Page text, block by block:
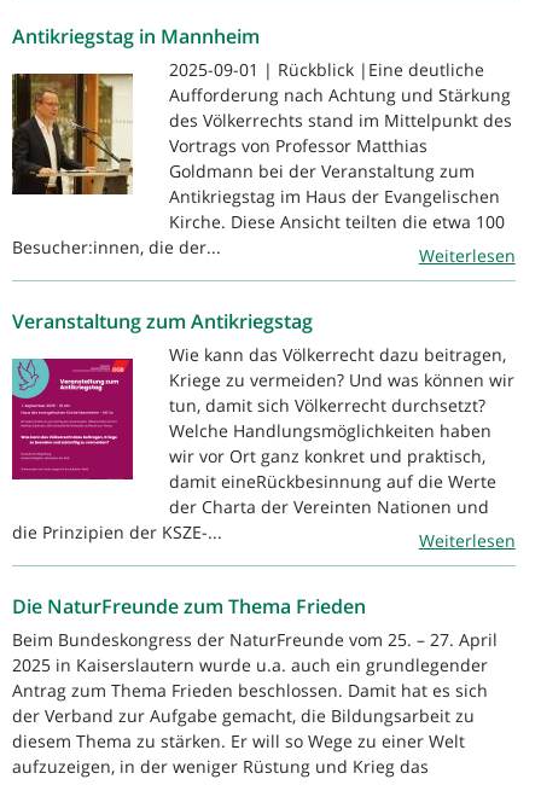
Antikriegstag in Mannheim
2025-09-01 | Rückblick |Eine deutliche
Aufforderung nach Achtung und Stärkung
des Völkerrechts stand im Mittelpunkt des
Vortrags von Professor Matthias
Goldmann bei der Veranstaltung zum
Antikriegstag im Haus der Evangelischen
Kirche. Diese Ansicht teilten die etwa 100
Besucher:innen, die der...
Weiterlesen
Veranstaltung zum Antikriegstag
Wie kann das Völkerrecht dazu beitragen,
Kriege zu vermeiden? Und was können wir
tun, damit sich Völkerrecht durchsetzt?
Welche Handlungsmöglichkeiten haben
wir vor Ort ganz konkret und praktisch,
damit eineRückbesinnung auf die Werte
der Charta der Vereinten Nationen und
die Prinzipien der KSZE-...
Weiterlesen
Die NaturFreunde zum Thema Frieden
Beim Bundeskongress der NaturFreunde vom 25. – 27. April
2025 in Kaiserslautern wurde u.a. auch ein grundlegender
Antrag zum Thema Frieden beschlossen. Damit hat es sich
der Verband zur Aufgabe gemacht, die Bildungsarbeit zu
diesem Thema zu stärken. Er will so Wege zu einer Welt
aufzuzeigen, in der weniger Rüstung und Krieg das